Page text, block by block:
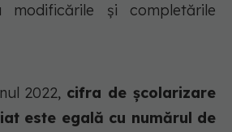
modificările și completările
2022, cifra de școlarizare
este egală cu numărul de